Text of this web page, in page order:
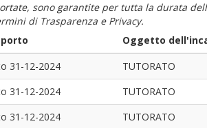
sono garantite per tutta la durata
di Trasparenza e Privacy.
Oggetto
31-12-2024 TUTORATO
31-12-2024 TUTORATO
31-12-2024 TUTORATO